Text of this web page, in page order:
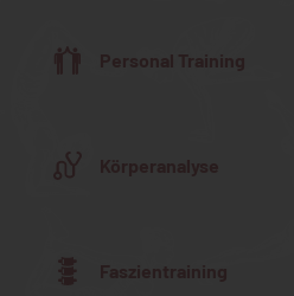
Personal Training
Faszientraining